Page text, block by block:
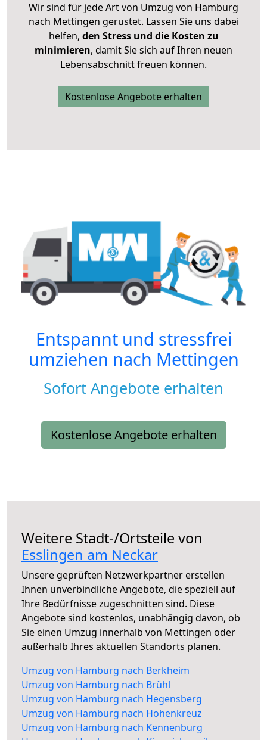
Wir sind für jede Art von Umzug von Hamburg
nach Mettingen gerüstet. Lassen Sie uns dabei
helfen, den Stress und die Kosten zu
minimieren, damit Sie sich auf Ihren neuen
Lebensabschnitt freuen können.
Kostenlose Angebote erhalten
Entspannt und stressfrei
umziehen nach Mettingen
Sofort Angebote erhalten
Kostenlose Angebote erhalten
Weitere Stadt-/Ortsteile von
Esslingen am Neckar
Unsere geprüften Netzwerkpartner erstellen
Ihnen unverbindliche Angebote, die speziell auf
Ihre Bedürfnisse zugeschnitten sind. Diese
Angebote sind kostenlos, unabhängig davon, ob
Sie einen Umzug innerhalb von Mettingen oder
außerhalb Ihres aktuellen Standorts planen.
Umzug von Hamburg nach Berkheim
Umzug von Hamburg nach Brühl
Umzug von Hamburg nach Hegensberg
Umzug von Hamburg nach Hohenkreuz
Umzug von Hamburg nach Kennenburg